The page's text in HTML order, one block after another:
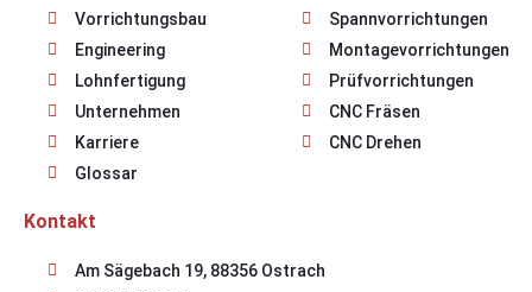
Vorrichtungsbau
Engineering
Lohnfertigung
Unternehmen
Karriere
Glossar
Spannvorrichtungen
Montagevorrichtungen
Prüfvorrichtungen
CNC Fräsen
CNC Drehen
Kontakt
Am Sägebach 19, 88356 Ostrach